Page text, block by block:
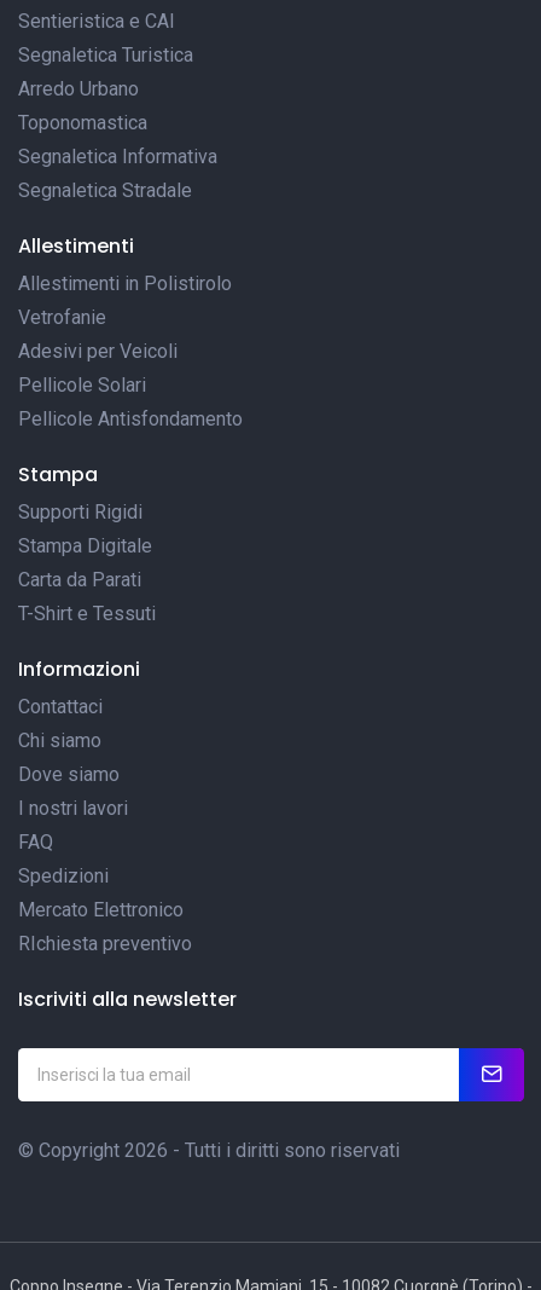
Sentieristica e CAI
Segnaletica Turistica
Arredo Urbano
Toponomastica
Segnaletica Informativa
Segnaletica Stradale
Allestimenti
Allestimenti in Polistirolo
Vetrofanie
Adesivi per Veicoli
Pellicole Solari
Pellicole Antisfondamento
Stampa
Supporti Rigidi
Stampa Digitale
Carta da Parati
T-Shirt e Tessuti
Informazioni
Contattaci
Chi siamo
Dove siamo
I nostri lavori
FAQ
Spedizioni
Mercato Elettronico
RIchiesta preventivo
Iscriviti alla newsletter
© Copyright 2026 - Tutti i diritti sono riservati